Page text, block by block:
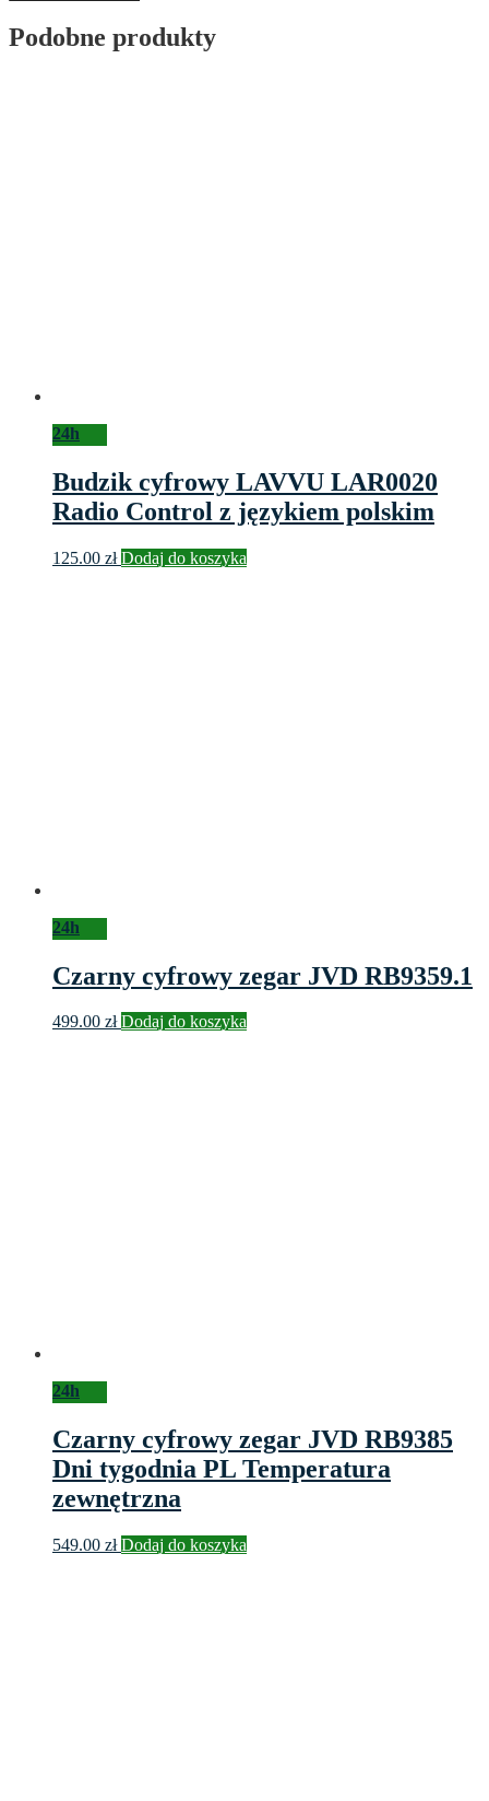
Podobne produkty
24h
Budzik cyfrowy LAVVU LAR0020
Radio Control z językiem polskim
125.00 zł Dodaj do koszyka
24h
Czarny cyfrowy zegar JVD RB9359.1
499.00 zł Dodaj do koszyka
24h
Czarny cyfrowy zegar JVD RB9385
Dni tygodnia PL Temperatura
zewnętrzna
549.00 zł Dodaj do koszyka